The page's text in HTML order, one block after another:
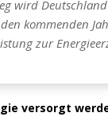
wird
kommenden
zur
versorgt